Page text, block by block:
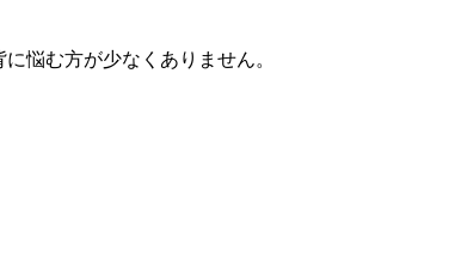
悩む方が少なくありません。